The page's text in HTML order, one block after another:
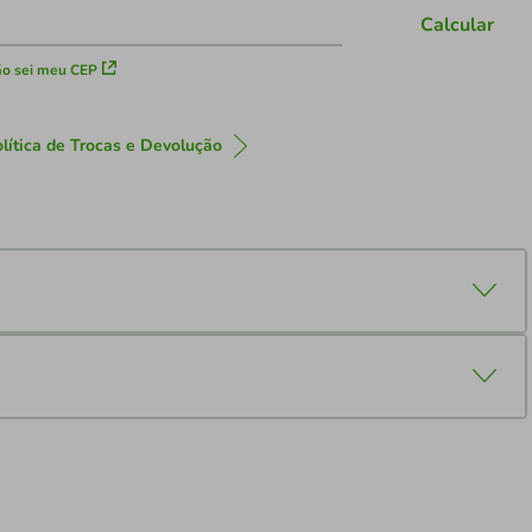
sei meu CEP
Calcular
de Trocas e Devolução